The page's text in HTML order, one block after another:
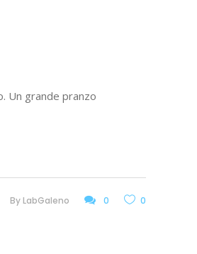
Un grande pranzo
By LabGaleno 0 0